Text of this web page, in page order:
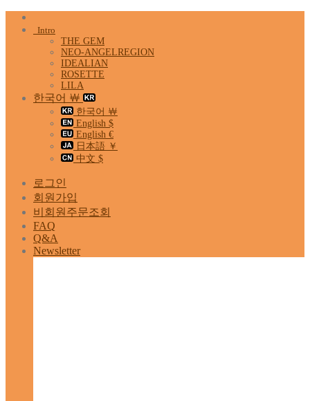
Skip
Intro
THE GEM
NEO-ANGELREGION
IDEALIAN
ROSETTE
LILA
한국어 ￦
한국어 ￦
English $
English €
日本語 ￥
中文 $
로그인
회원가입
비회원주문조회
FAQ
Q&A
Newsletter